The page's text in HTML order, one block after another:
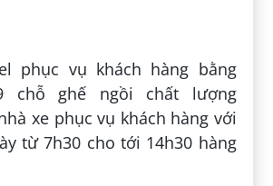
phục vụ khách hàng bằng
chỗ ghế ngồi chất lượng
xe phục vụ khách hàng với
từ 7h30 cho tới 14h30 hàng